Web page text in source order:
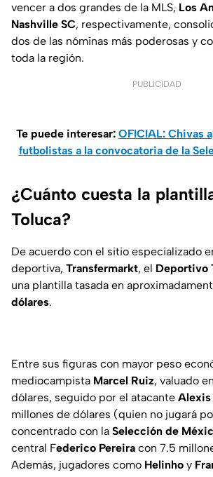
vencer a dos grandes de la MLS, Los
Nashville SC, respectivamente,
dos de las nóminas más poderosas y
toda la región.
PUBLICIDAD
Te puede interesar: OFICIAL: Chivas
futbolistas a la convocatoria de la
¿Cuánto cuesta la
Toluca?
De acuerdo con el sitio especializado
deportiva, Transfermarkt, el Deportivo
una plantilla tasada en
dólares.
Entre sus figuras con mayor peso
mediocampista Marcel Ruiz, valuado
dólares, seguido por el atacante Alexis
millones de dólares (quien no jugará
concentrado con la Selección de
central Federico Pereira con 7.5
Además, jugadores como Helinho y